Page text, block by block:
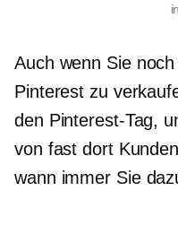
Auch wenn Sie
Pinterest zu
den Pinterest-Tag,
von fast dort
wann immer Sie